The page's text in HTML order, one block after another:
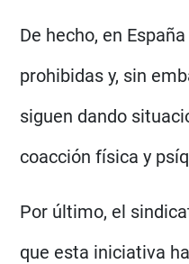
De hecho, en
prohibidas y, sin
siguen dando
coacción física y
Por último, el
que esta iniciativa